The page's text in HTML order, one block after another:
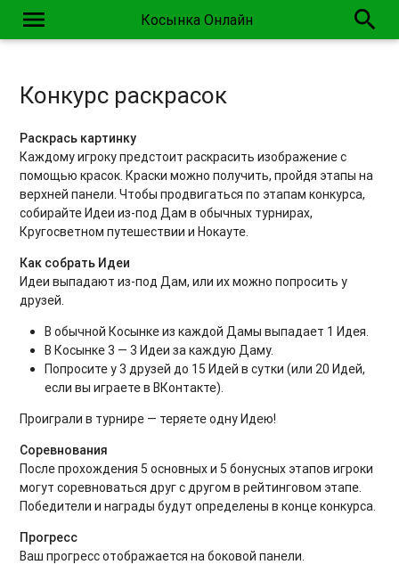
menu Косынка Онлайн search
Конкурс раскрасок
Раскрась картинку
Каждому игроку предстоит раскрасить изображение с
помощью красок. Краски можно получить, пройдя этапы на
верхней панели. Чтобы продвигаться по этапам конкурса,
собирайте Идеи из-под Дам в обычных турнирах,
Кругосветном путешествии и Нокауте.
Как собрать Идеи
Идеи выпадают из-под Дам, или их можно попросить у
друзей.
В обычной Косынке из каждой Дамы выпадает 1 Идея.
В Косынке 3 — 3 Идеи за каждую Даму.
Попросите у 3 друзей до 15 Идей в сутки (или 20 Идей,
если вы играете в ВКонтакте).
Проиграли в турнире — теряете одну Идею!
Соревнования
После прохождения 5 основных и 5 бонусных этапов игроки
могут соревноваться друг с другом в рейтинговом этапе.
Победители и награды будут определены в конце конкурса.
Прогресс
Ваш прогресс отображается на боковой панели.